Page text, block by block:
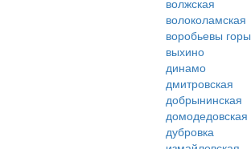
волжская
волоколамская
воробьевы горы
выхино
динамо
дмитровская
добрынинская
домодедовская
дубровка